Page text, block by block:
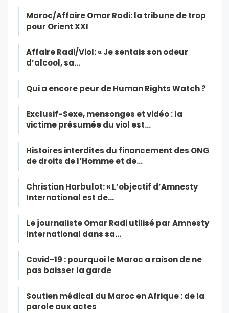
Maroc/Affaire Omar Radi: la tribune de trop
pour Orient XXI
Affaire Radi/Viol: « Je sentais son odeur
d’alcool, sa…
Qui a encore peur de Human Rights Watch ?
Exclusif-Sexe, mensonges et vidéo : la
victime présumée du viol est…
Histoires interdites du financement des ONG
de droits de l’Homme et de…
Christian Harbulot: « L’objectif d’Amnesty
International est de…
Le journaliste Omar Radi utilisé par Amnesty
International dans sa…
Covid-19 : pourquoi le Maroc a raison de ne
pas baisser la garde
Soutien médical du Maroc en Afrique : de la
parole aux actes